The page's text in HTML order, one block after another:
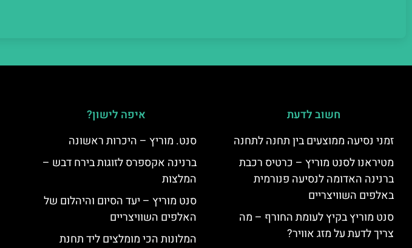
חשוב לדעת
זמני נסיעה ממוצעים בין תחנה לתחנה
מטיראנו לסנט מוריץ – כרטיס רכבת
ברנינה האדומה לנסיעה פנורמית
באלפים השוויצריים
סנט מוריץ בקיץ לעומת החורף – מה
צריך לדעת על מזג אוויר?
איפה לישון?
סנט. מוריץ – היכרות ראשונה
ברנינה אקספרס לזוגות בירח דבש –
המלצות
סנט מוריץ – יעד הסיום והיהלום של
האלפים השוויצריים
המלונות הכי מומלצים ליד תחנת